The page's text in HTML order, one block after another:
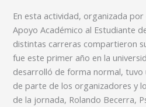
En esta actividad, organizada
Apoyo Académico al Estudiante
distintas carreras compartieron
fue este primer año en la
desarrolló de forma normal, tuvo
de parte de los organizadores y
de la jornada, Rolando Becerra,